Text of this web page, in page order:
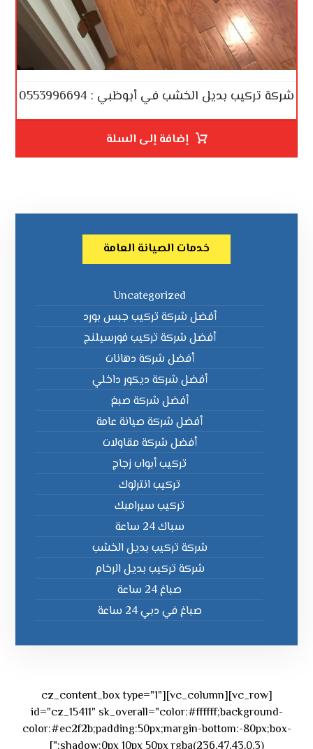
شركة تركيب بديل الخشب في أبوظبي : 0553996694
إضافة إلى السلة
خدمات الصيانة العامة
Uncategorized
أفضل شركة تركيب جبس بورد
أفضل شركة تركيب فورسيلنج
أفضل شركة دهانات
أفضل شركة ديكور داخلي
أفضل شركة صبغ
أفضل شركة صيانة عامة
أفضل شركة مقاولات
تركيب أبواب زجاج
تركيب انترلوك
تركيب سيرامبك
سباك 24 ساعة
شركة تركيب بديل الخشب
شركة تركيب بديل الرخام
صباغ 24 ساعة
صباغ في دبي 24 ساعة
[vc_row][vc_column][cz_content_box type="1"
id="cz_15411" sk_overall="color:#ffffff;background-
color:#ec2f2b;padding:50px;margin-bottom:-80px;box-